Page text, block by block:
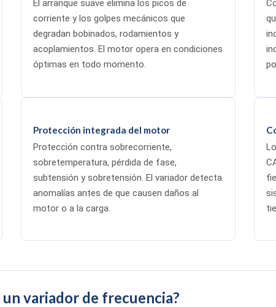
El arranque suave elimina los picos de
corriente y los golpes mecánicos que
degradan bobinados, rodamientos y
acoplamientos. El motor opera en condiciones
óptimas en todo momento.
Protección integrada del motor
Protección contra sobrecorriente,
sobretemperatura, pérdida de fase,
subtensión y sobretensión. El variador detecta
anomalías antes de que causen daños al
motor o a la carga.
variador de frecuencia?